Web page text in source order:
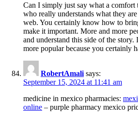
Can I simply just say what a
who really understands what they
web. You certainly know how to
make it important. More and more
and understand this side of the story.
more popular because you certainly
RobertAmali says:
September 15, 2024 at 11:41 am
medicine in mexico pharmacies:
online – purple pharmacy mexico